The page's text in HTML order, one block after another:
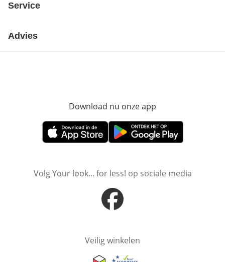
Service
Advies
Download nu onze app
Opent in nieuw vensterOpent in nieuw venster
Volg Your look... for less! op sociale media
Opent in nieuw venster
Veilig winkelen